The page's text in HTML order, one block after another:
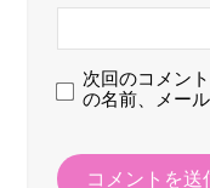
次回のコメン
の名前、メー